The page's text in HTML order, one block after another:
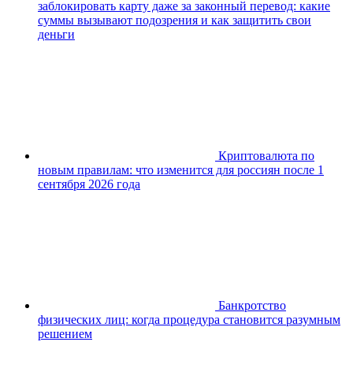
заблокировать карту даже за законный перевод: какие
суммы вызывают подозрения и как защитить свои
деньги
Криптовалюта по
новым правилам: что изменится для россиян после 1
сентября 2026 года
Банкротство
физических лиц: когда процедура становится разумным
решением